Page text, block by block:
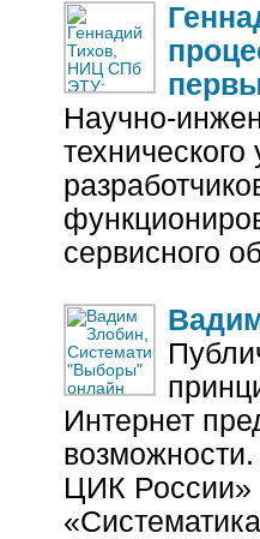
Научно-
сервисного
Интернет
ЦИК России»